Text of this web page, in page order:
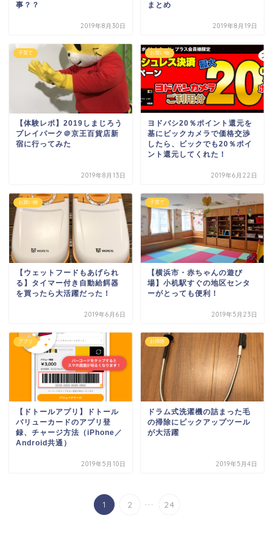
事？？
2019年8月30日
まとめ
2019年8月19日
子育て
【体験レポ】2019しまじろう
プレイパーク＠京王百貨店新
宿に行ってみた
2019年8月13日
お買い物
ヨドバシ20％ポイント還元を
基にビックカメラで価格交渉
したら、ビックでも20％ポイ
ント還元してくれた！
2019年6月22日
お買い物
【ウェットフードもあげられ
る】タイマー付き自動給餌器
を買ったら大活躍だった！
2019年6月6日
子育て
【横浜市・赤ちゃんの遊び
場】小机駅すぐの地区センタ
ーがとっても便利！
2019年5月23日
アプリ
【ドトールアプリ】ドトール
バリューカードのアプリ登
録、チャージ方法（iPhone／
Android共通）
2019年5月10日
お掃除
ドラム式洗濯機の詰まった毛
の掃除にピックアップツール
が大活躍
2019年5月4日
1 2 ... 24